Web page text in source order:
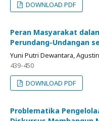
DOWNLOAD PDF
Peran Masyarakat
Perundang-Undangan
Yuni Putri Dewantara,
439-450
DOWNLOAD PDF
Problematika